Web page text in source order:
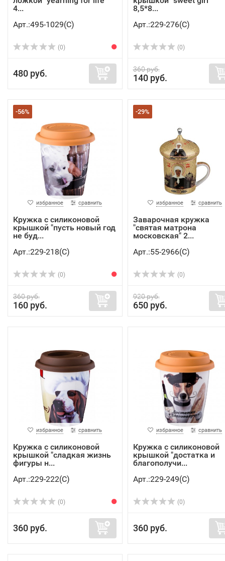
4...
Арт.:495-1029(C)
(0)
480 руб.
8,5*8...
Арт.:229-276(C)
(0)
360 руб.
140 руб.
-56%
избранное сравнить
Кружка с силиконовой
крышкой "пусть новый год
не буд...
Арт.:229-218(C)
(0)
360 руб.
160 руб.
-29%
избранное сравнить
Заварочная кружка
"святая матрона
московская" 2...
Арт.:55-2966(C)
(0)
920 руб.
650 руб.
избранное сравнить
Кружка с силиконовой
крышкой "сладкая жизнь
фигуры н...
Арт.:229-222(C)
(0)
360 руб.
избранное сравнить
Кружка с силиконовой
крышкой "достатка и
благополучи...
Арт.:229-249(C)
(0)
360 руб.